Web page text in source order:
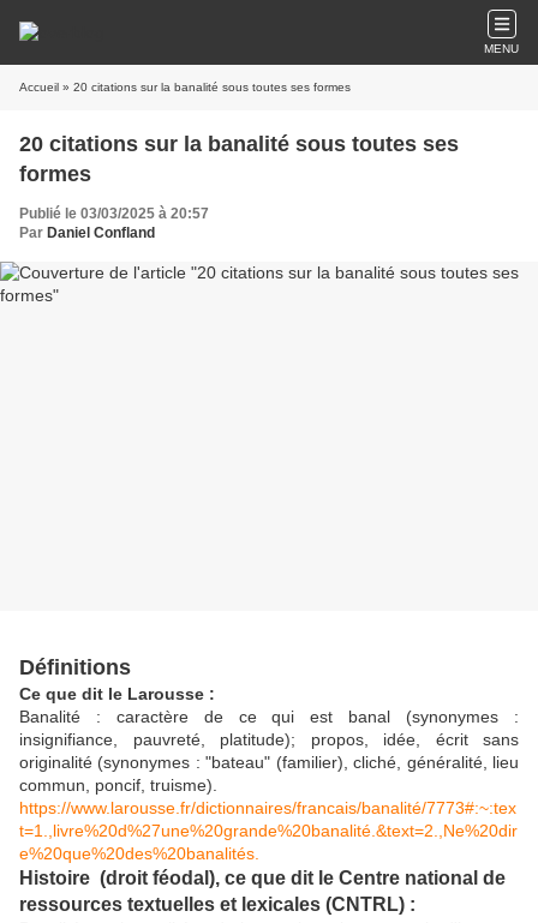
MENU
Accueil » 20 citations sur la banalité sous toutes ses formes
20 citations sur la banalité sous toutes ses
formes
Publié le 03/03/2025 à 20:57
Par Daniel Confland
Définitions
Ce que dit le Larousse :
Banalité : caractère de ce qui est banal (synonymes :
insignifiance, pauvreté, platitude); propos, idée, écrit sans
originalité (synonymes : "bateau" (familier), cliché, généralité, lieu
commun, poncif, truisme).
https://www.larousse.fr/dictionnaires/francais/banalité/7773#:~:tex
t=1.,livre%20d%27une%20grande%20banalité.&text=2.,Ne%20dir
e%20que%20des%20banalités.
Histoire (droit féodal), ce que dit le Centre national de
ressources textuelles et lexicales (CNTRL) :